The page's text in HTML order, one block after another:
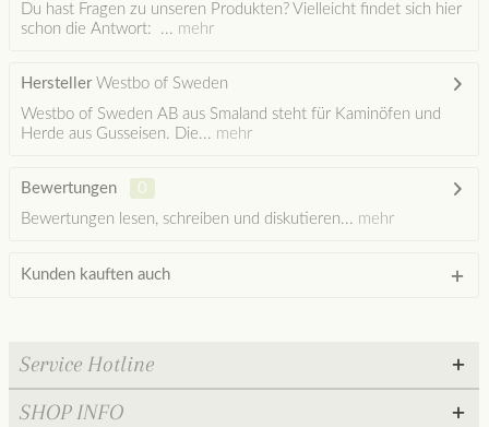
Du hast Fragen zu unseren Produkten? Vielleicht findet sich hier
schon die Antwort: ... mehr
HerstellerWestbo of Sweden
Westbo of Sweden AB aus Smaland steht für Kaminöfen und
Herde aus Gusseisen. Die... mehr
Bewertungen
0
Bewertungen lesen, schreiben und diskutieren... mehr
Kunden kauften auch
Service Hotline
SHOP INFO